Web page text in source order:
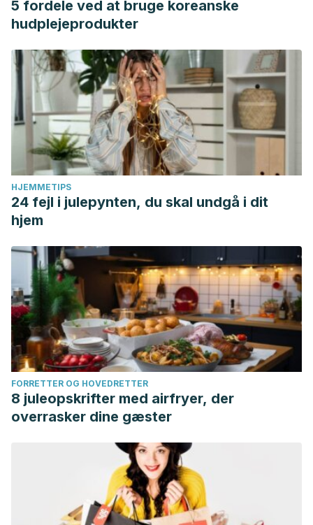
5 fordele ved at bruge koreanske
hudplejeprodukter
HJEMMETIPS
24 fejl i julepynten, du skal undgå i dit
hjem
FORRETTER OG HOVEDRETTER
8 juleopskrifter med airfryer, der
overrasker dine gæster